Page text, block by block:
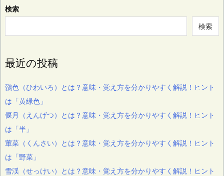
検索
検索
最近の投稿
鶸色（ひわいろ）とは？意味・覚え方を分かりやすく解説！ヒント
は「黄緑色」
偃月（えんげつ）とは？意味・覚え方を分かりやすく解説！ヒント
は「半」
葷菜（くんさい）とは？意味・覚え方を分かりやすく解説！ヒント
は「野菜」
雪渓（せっけい）とは？意味・覚え方を分かりやすく解説！ヒント